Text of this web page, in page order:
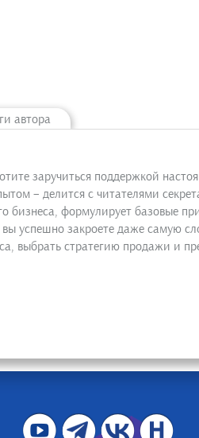
автора
заручиться поддержкой
– делится с читателями
бизнеса, формулирует базовые
успешно закроете даже самую
выбрать стратегию продажи и